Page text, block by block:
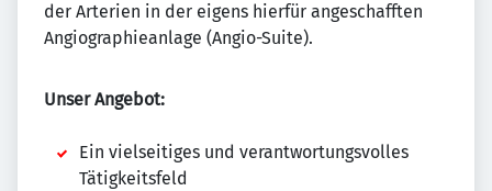
der Arterien in der eigens hierfür angeschafften
Angiographieanlage (Angio-Suite).
Unser Angebot:
Ein vielseitiges und verantwortungsvolles
Tätigkeitsfeld